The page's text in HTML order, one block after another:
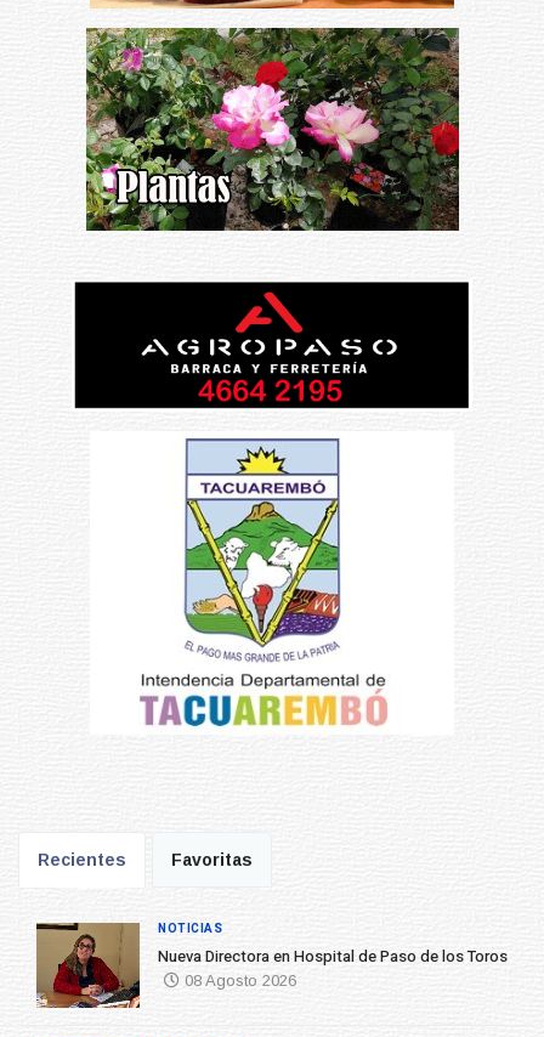
Recientes Favoritas
Nueva Directora en Hospital de Paso de los Toros
08 Agosto 2026
NOTICIAS